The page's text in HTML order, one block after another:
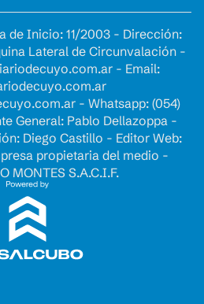
de Inicio: 11/2003 - Dirección:
Lateral de Circunvalación -
- Email:
- Whatsapp: (054)
General: Pablo Dellazoppa -
Diego Castillo - Editor Web:
propietaria del medio -
MONTES S.A.C.I.F.